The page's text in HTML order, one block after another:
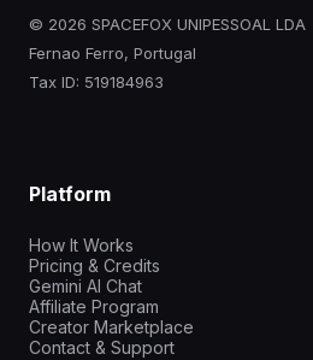
© 2026 SPACEFOX UNIPESSOAL LDA
Fernao Ferro, Portugal
Tax ID: 519184963
Platform
How It Works
Pricing & Credits
Gemini AI Chat
Affiliate Program
Creator Marketplace
Contact & Support